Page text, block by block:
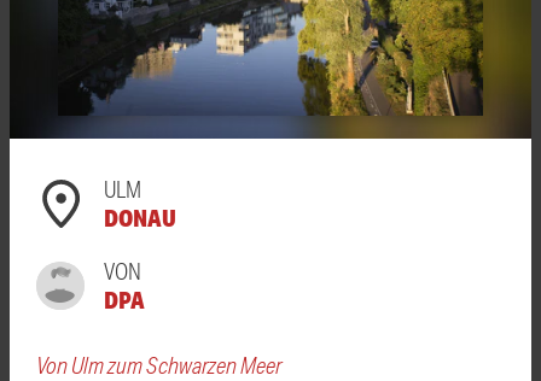
ULM
DONAU
VON
DPA
Von Ulm zum Schwarzen Meer